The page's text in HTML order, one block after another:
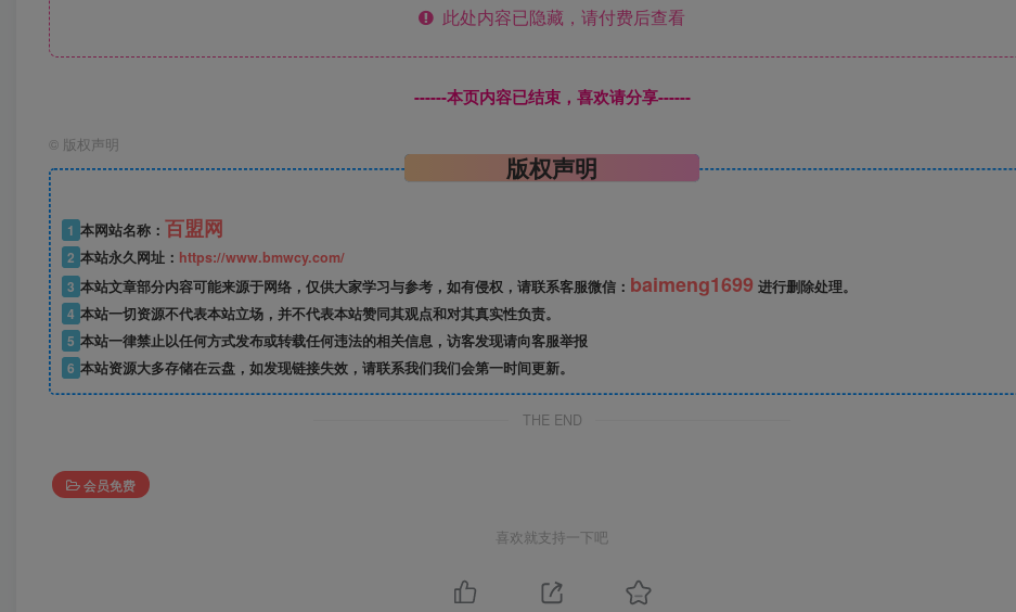
此处内容已隐藏，请付费后查看
------本页内容已结束，喜欢请分享------
© 版权声明
版权声明
1 本网站名称： 百盟网
2 本站永久网址： https://www.bmwcy.com/
3 本站文章部分内容可能来源于网络，仅供大家学习与参考，如有侵权，请联系客服微信： baimeng1699 进行删除处理。
4 本站一切资源不代表本站立场，并不代表本站赞同其观点和对其真实性负责。
5 本站一律禁止以任何方式发布或转载任何违法的相关信息，访客发现请向客服举报
6 本站资源大多存储在云盘，如发现链接失效，请联系我们我们会第一时间更新。
THE END
会员免费
喜欢就支持一下吧